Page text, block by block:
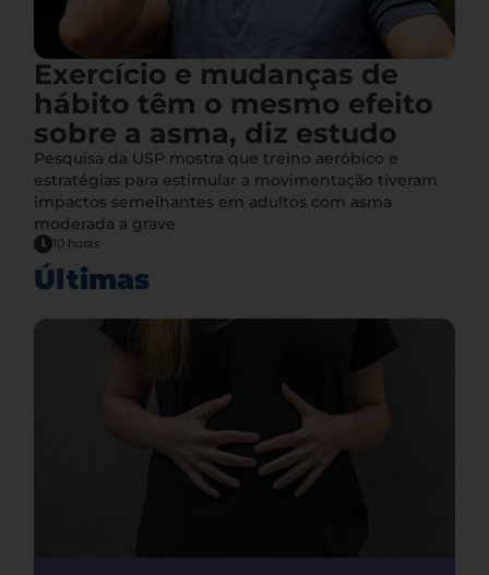
Exercício e mudanças de
hábito têm o mesmo efeito
sobre a asma, diz estudo
Pesquisa da USP mostra que treino aeróbico e
estratégias para estimular a movimentação tiveram
impactos semelhantes em adultos com asma
moderada a grave
10 horas
Últimas